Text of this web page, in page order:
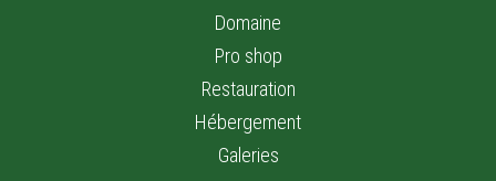
Domaine
Pro shop
Restauration
Hébergement
Galeries